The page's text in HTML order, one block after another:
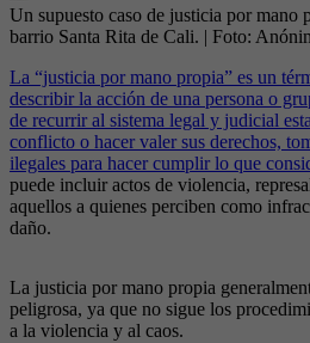
Un supuesto caso de justicia por mano
barrio Santa Rita de Cali. | Foto:
La “justicia por mano propia” es un
describir la acción de una persona o
de recurrir al sistema legal y judicial
conflicto o hacer valer sus derechos,
ilegales para hacer cumplir lo que
puede incluir actos de violencia,
aquellos a quienes perciben como
daño.
La justicia por mano propia
peligrosa, ya que no sigue los
a la violencia y al caos.